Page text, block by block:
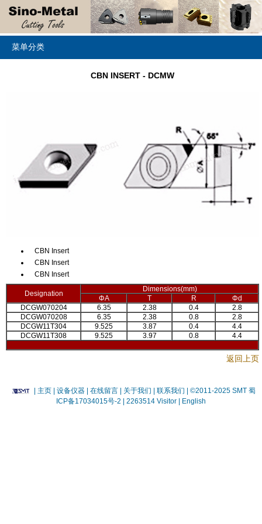
菜单分类
CBN INSERT - DCMW
CBN Insert
CBN Insert
CBN Insert
Designation
Dimensions(mm)
ΦA
T R
Φd
DCGW070204
6.35 2.38 0.4
2.8
DCGW070208
6.35 2.38 0.8
2.8
DCGW11T304
9.525 3.87 0.4
4.4
DCGW11T308
9.525 3.97 0.8 4.4
返回上页
主页 | 设备仪器 | 在线留言 | 关于我们 | 联系我们 | ©2011-2025 SMT 蜀
ICP备17034015号-2 | 2263514 Visitor | English